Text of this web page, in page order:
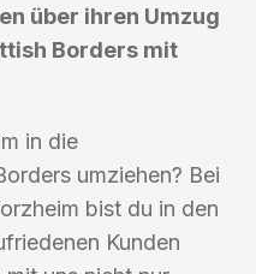
über ihren Umzug
Borders mit
in die
umziehen? Bei
bist du in den
Kunden